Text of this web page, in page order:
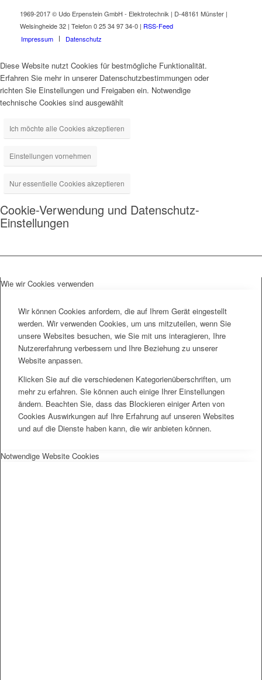
1969-2017 © Udo Erpenstein GmbH - Elektrotechnik | D-48161 Münster |
Welsingheide 32 | Telefon 0 25 34 97 34-0 | RSS-Feed
Impressum
Datenschutz
Diese Website nutzt Cookies für bestmögliche Funktionalität.
Erfahren Sie mehr in unserer Datenschutzbestimmungen oder
richten Sie Einstellungen und Freigaben ein. Notwendige
technische Cookies sind ausgewählt
Ich möchte alle Cookies akzeptieren
Einstellungen vornehmen
Nur essentielle Cookies akzeptieren
Cookie-Verwendung und Datenschutz-
Einstellungen
Wie wir Cookies verwenden
Wir können Cookies anfordern, die auf Ihrem Gerät eingestellt
werden. Wir verwenden Cookies, um uns mitzuteilen, wenn Sie
unsere Websites besuchen, wie Sie mit uns interagieren, Ihre
Nutzererfahrung verbessern und Ihre Beziehung zu unserer
Website anpassen.
Klicken Sie auf die verschiedenen Kategorienüberschriften, um
mehr zu erfahren. Sie können auch einige Ihrer Einstellungen
ändern. Beachten Sie, dass das Blockieren einiger Arten von
Cookies Auswirkungen auf Ihre Erfahrung auf unseren Websites
und auf die Dienste haben kann, die wir anbieten können.
Notwendige Website Cookies